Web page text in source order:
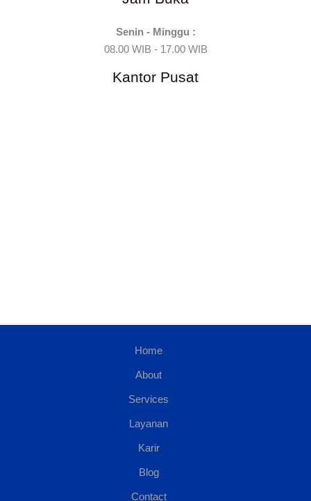
Senin - Minggu :
08.00 WIB - 17.00 WIB
Kantor Pusat
Home
About
Services
Layanan
Karir
Blog
Contact